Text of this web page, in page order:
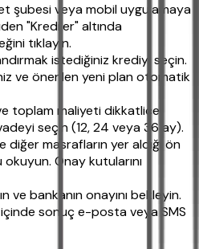
şubesi veya mobil uygulamaya
"Krediler" altında
tıklayın.
istediğiniz krediyi seçin.
ve önerilen yeni plan otomatik
toplam maliyeti dikkatlice
seçin (12, 24 veya 36 ay).
diğer masrafların yer aldığı ön
Onay kutularını
ve bankanın onayını bekleyin.
içinde sonuç e-posta veya SMS